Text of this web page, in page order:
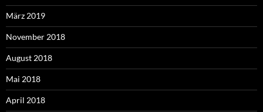
März 2019
November 2018
August 2018
Mai 2018
April 2018